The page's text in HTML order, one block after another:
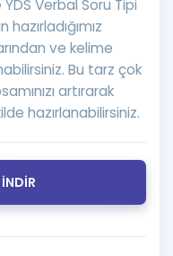
YDS Verbal Soru Tipi
hazırladığımız
ve kelime
Bu tarz çok
artırarak
hazırlanabilirsiniz.